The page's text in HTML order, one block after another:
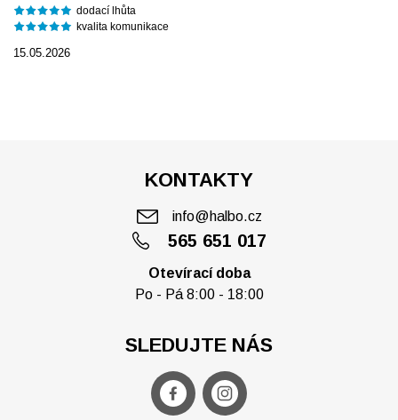
dodací lhůta
kvalita komunikace
15.05.2026
KONTAKTY
565 651 017
info@halbo.cz
Otevírací doba
Po - Pá 8:00 - 18:00
SLEDUJTE NÁS